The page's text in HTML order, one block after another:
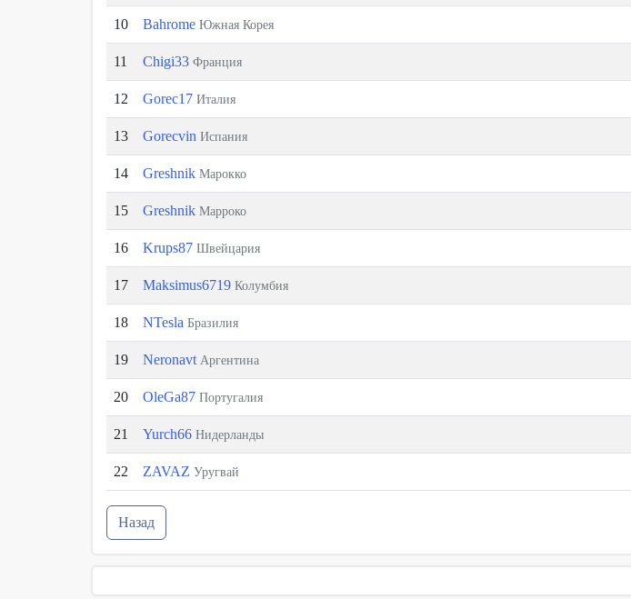
10 Bahrome Южная Корея
11 Chigi33 Франция
12 Gorec17 Италия
13 Gorecvin Испания
14 Greshnik Марокко
15 Greshnik Марроко
16 Krups87 Швейцария
17 Maksimus6719 Колумбия
18 NTesla Бразилия
19 Neronavt Аргентина
20 OleGa87 Португалия
21 Yurch66 Нидерланды
22 ZAVAZ Уругвай
Назад